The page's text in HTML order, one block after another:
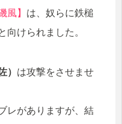
風】 は、奴らに鉄槌
向けられました。
） は攻撃をさせませ
レがありますが、結